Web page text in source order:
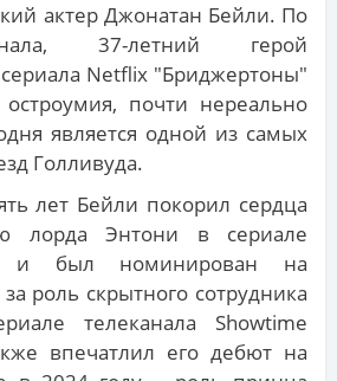
актер Джонатан Бейли. По
37-летний герой
Netflix "Бриджертоны"
почти нереально
является одной из самых
Голливуда.
лет Бейли покорил сердца
лорда Энтони в сериале
и был номинирован на
роль скрытного сотрудника
телеканала Showtime
впечатлил его дебют на